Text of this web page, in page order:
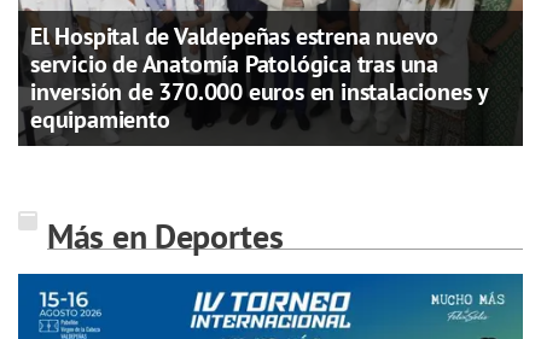
El Hospital de Valdepeñas estrena nuevo
servicio de Anatomía Patológica tras una
inversión de 370.000 euros en instalaciones y
equipamiento
Más en Deportes